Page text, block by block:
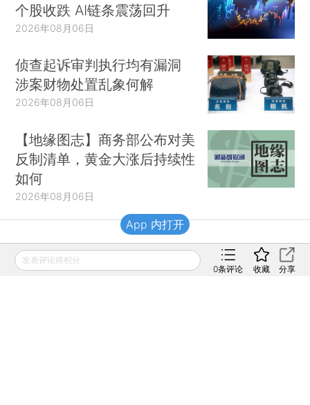
个股收跌 AI链条震荡回升
2026年08月06日
侦查起诉审判执行均有漏洞
涉案财物处置乱象何解
2026年08月06日
【地缘图志】商务部公布对美
反制清单，黄金大涨后持续性
如何
2026年08月06日
财新移动
发表评论得积分
0条评论 收藏 分享
App 内打开